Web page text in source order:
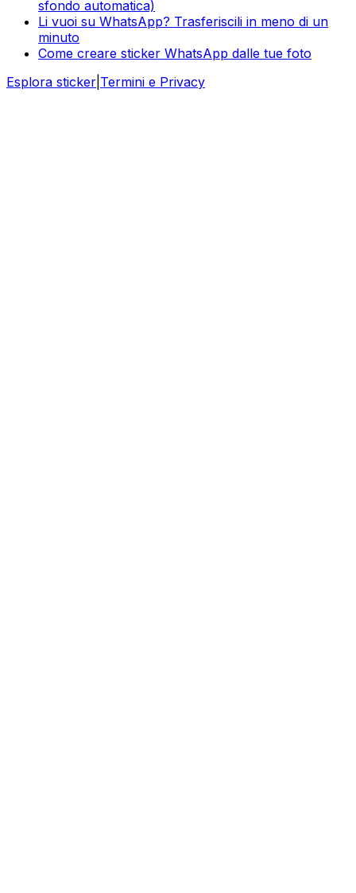
sfondo automatica)
Li vuoi su WhatsApp? Trasferiscili in meno di un
minuto
Come creare sticker WhatsApp dalle tue foto
Esplora sticker Termini e Privacy